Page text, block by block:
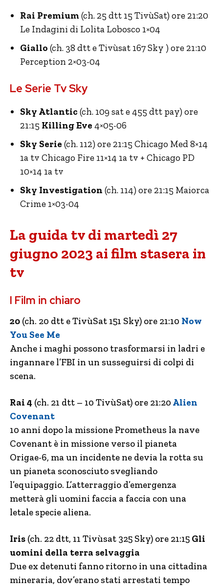
Rai Premium(ch. 25 dtt 15 TivùSat) ore 21:20
Le Indagini di Lolita Lobosco 1×04
Giallo (ch. 38 dtt e Tivùsat 167 Sky ) ore 21:10
Perception 2×03-04
Le Serie Tv Sky
Sky Atlantic (ch. 109 sat e 455 dtt pay) ore
21:15 Killing Eve 4×05-06
Sky Serie (ch. 112) ore 21:15 Chicago Med 8×14
1a tv Chicago Fire 11×14 1a tv + Chicago PD
10×14 1a tv
Sky Investigation (ch. 114) ore 21:15 Maiorca
Crime 1×03-04
La guida tv di martedì 27
giugno 2023 ai film stasera in
tv
I Film in chiaro
20 (ch. 20 dtt e TivùSat 151 Sky) ore 21:10 Now
You See Me
Anche i maghi possono trasformarsi in ladri e
ingannare l’FBI in un susseguirsi di colpi di
scena.
Rai 4 (ch. 21 dtt – 10 TivùSat) ore 21:20 Alien
Covenant
10 anni dopo la missione Prometheus la nave
Covenant è in missione verso il pianeta
Origae-6, ma un incidente ne devia la rotta su
un pianeta sconosciuto svegliando
l’equipaggio. L’atterraggio d’emergenza
metterà gli uomini faccia a faccia con una
letale specie aliena.
Iris (ch. 22 dtt, 11 Tivùsat 325 Sky) ore 21:15 Gli
uomini della terra selvaggia
Due ex detenuti fanno ritorno in una cittadina
mineraria, dov’erano stati arrestati tempo